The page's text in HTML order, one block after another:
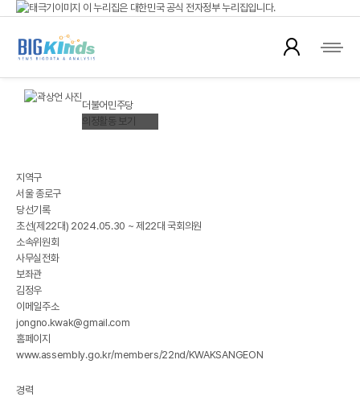
이 누리집은 대한민국 공식 전자정부 누리집입니다.
공식 누리집 주소 확인하기
go.kr 주소를 사용하는 누리집은 대한민국 정부기관이 관리하는 누리집입니다.
운영중인 공식 누리집보기
국회의원 뉴스
더불어민주당
의정활동 보기
지역구
서울 종로구
당선기록
초선(제22대) 2024.05.30 ~ 제22대 국회의원
소속위원회
사무실전화
보좌관
김정우
이메일주소
jongno.kwak@gmail.com
홈페이지
www.assembly.go.kr/members/22nd/KWAKSANGEON
경력